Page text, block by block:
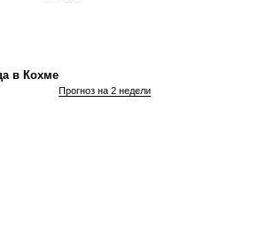
в Кохме
Прогноз на 2 недели